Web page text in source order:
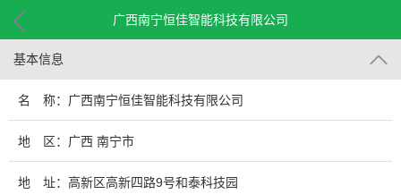
广西南宁恒佳智能科技有限公司
基本信息
名 称：广西南宁恒佳智能科技有限公司
地 区：广西 南宁市
地 址：高新区高新四路9号和泰科技园